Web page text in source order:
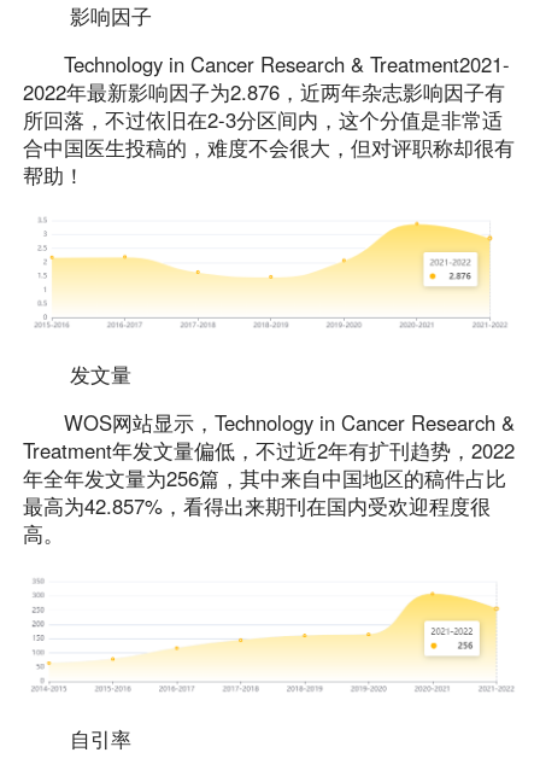
影响因子
Technology in Cancer Research & Treatment2021-
2022年最新影响因子为2.876，近两年杂志影响因子有
所回落，不过依旧在2-3分区间内，这个分值是非常适
合中国医生投稿的，难度不会很大，但对评职称却很有
帮助！
发文量
WOS网站显示，Technology in Cancer Research &
Treatment年发文量偏低，不过近2年有扩刊趋势，2022
年全年发文量为256篇，其中来自中国地区的稿件占比
最高为42.857%，看得出来期刊在国内受欢迎程度很
高。
自引率